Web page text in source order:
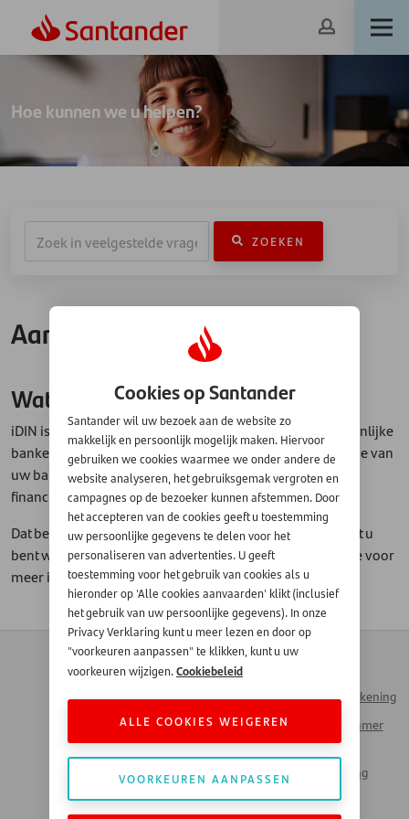
Hoe kunnen we u helpen?
ZOEKEN
Aanvragen lening
Wat is identificatie via iDIN?
iDIN is de online manier van identificeren van de gezamenlijke
banken. Met iDIN gebruikt u de vertrouwde inlogmethode van
uw bank om u te legitimeren bij Santander en/of uw
financieringscontract te ondertekenen.
Dat betekent dat u met behulp van iDIN kunt aantonen dat u
bent wie u zegt dat u bent. Wel zo veilig en vertrouwd! Zie voor
meer informatie ook dewebsite van iDIN.
Contact
Veelgestelde vragen
Actueel Nieuws
Zakendoen met
Inloggen Mijn Rekening
Santander Consumer
Bank
Santander Leasing
LinkedIn
Cookies op Santander
Santander wil uw bezoek aan de website zo
makkelijk en persoonlijk mogelijk maken. Hiervoor
gebruiken we cookies waarmee we onder andere de
website analyseren, het gebruiksgemak vergroten en
campagnes op de bezoeker kunnen afstemmen. Door
het accepteren van de cookies geeft u toestemming
uw persoonlijke gegevens te delen voor het
personaliseren van advertenties. U geeft
toestemming voor het gebruik van cookies als u
hieronder op 'Alle cookies aanvaarden' klikt (inclusief
het gebruik van uw persoonlijke gegevens). In onze
Privacy Verklaring kunt u meer lezen en door op
"voorkeuren aanpassen" te klikken, kunt u uw
voorkeuren wijzigen.Cookiebeleid
ALLE COOKIES WEIGEREN
VOORKEUREN AANPASSEN